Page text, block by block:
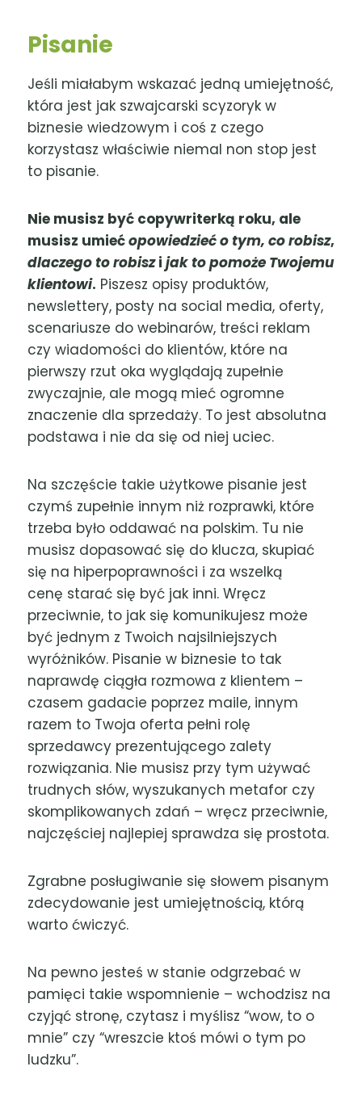
Pisanie
Jeśli miałabym wskazać jedną umiejętność,
która jest jak szwajcarski scyzoryk w
biznesie wiedzowym i coś z czego
korzystasz właściwie niemal non stop jest
to pisanie.
Nie musisz być copywriterką roku, ale
musisz umiećopowiedzieć o tym, co robisz,
dlaczego to robiszi jak to pomoże Twojemu
klientowi. Piszesz opisy produktów,
newslettery, posty na social media, oferty,
scenariusze do webinarów, treści reklam
czy wiadomości do klientów, które na
pierwszy rzut oka wyglądają zupełnie
zwyczajnie, ale mogą mieć ogromne
znaczenie dla sprzedaży. To jest absolutna
podstawa i nie da się od niej uciec.
Na szczęście takie użytkowe pisanie jest
czymś zupełnie innym niż rozprawki, które
trzeba było oddawać na polskim. Tu nie
musisz dopasować się do klucza, skupiać
się na hiperpoprawności i za wszelką
cenę starać się być jak inni. Wręcz
przeciwnie, to jak się komunikujesz może
być jednym z Twoich najsilniejszych
wyróżników. Pisanie w biznesie to tak
naprawdę ciągła rozmowa z klientem –
czasem gadacie poprzez maile, innym
razem to Twoja oferta pełni rolę
sprzedawcy prezentującego zalety
rozwiązania. Nie musisz przy tym używać
trudnych słów, wyszukanych metafor czy
skomplikowanych zdań – wręcz przeciwnie,
najczęściej najlepiej sprawdza się prostota.
Zgrabne posługiwanie się słowem pisanym
zdecydowanie jest umiejętnością, którą
warto ćwiczyć.
Na pewno jesteś w stanie odgrzebać w
pamięci takie wspomnienie – wchodzisz na
czyjąć stronę, czytasz i myślisz “wow, to o
mnie” czy “wreszcie ktoś mówi o tym po
ludzku”.